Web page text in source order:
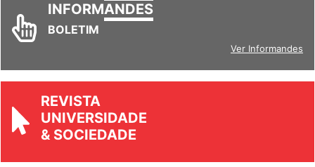
INFORMANDES
BOLETIM
Ver Informandes
REVISTA
UNIVERSIDADE
& SOCIEDADE